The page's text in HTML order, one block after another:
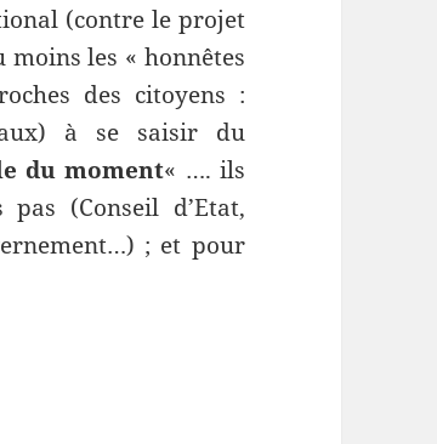
(contre le projet
les « honnêtes
des citoyens :
à se saisir du
du moment« …. ils
(Conseil d’Etat,
; et pour